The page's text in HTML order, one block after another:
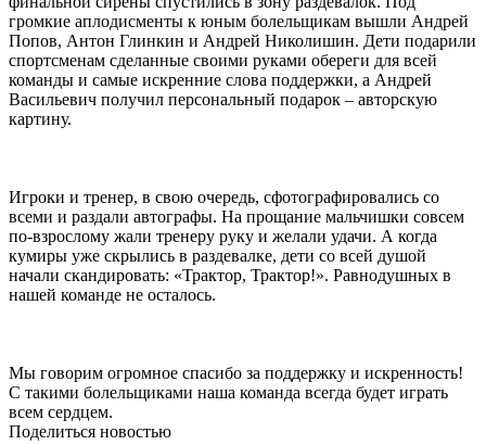
громкие аплодисменты к юным болельщикам вышли Андрей
Попов, Антон Глинкин и Андрей Николишин. Дети подарили
спортсменам сделанные своими руками обереги для всей
команды и самые искренние слова поддержки, а Андрей
Васильевич получил персональный подарок – авторскую
картину.
Игроки и тренер, в свою очередь, сфотографировались со
всеми и раздали автографы. На прощание мальчишки совсем
по-взрослому жали тренеру руку и желали удачи. А когда
кумиры уже скрылись в раздевалке, дети со всей душой
начали скандировать: «Трактор, Трактор!». Равнодушных в
нашей команде не осталось.
Мы говорим огромное спасибо за поддержку и искренность!
С такими болельщиками наша команда всегда будет играть
всем сердцем.
Поделиться новостью